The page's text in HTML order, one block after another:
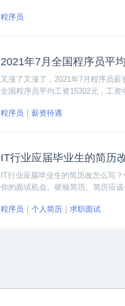
程序员
2021年7月全国程序员平
又涨了又涨了，2021年7月程序员
全国程序员平均工资15302元，工
程序员
薪资待遇
IT行业应届毕业生的简历
IT行业应届毕业生的简历改怎么写
你的面试机会。硬核简历。简历应
程序员
个人简历 求职面试